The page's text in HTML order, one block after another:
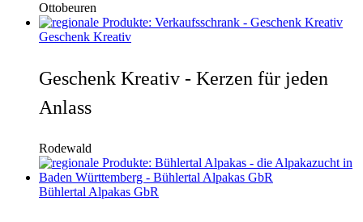
Ottobeuren
Geschenk Kreativ
Geschenk Kreativ - Kerzen für jeden
Anlass
Rodewald
Bühlertal Alpakas GbR